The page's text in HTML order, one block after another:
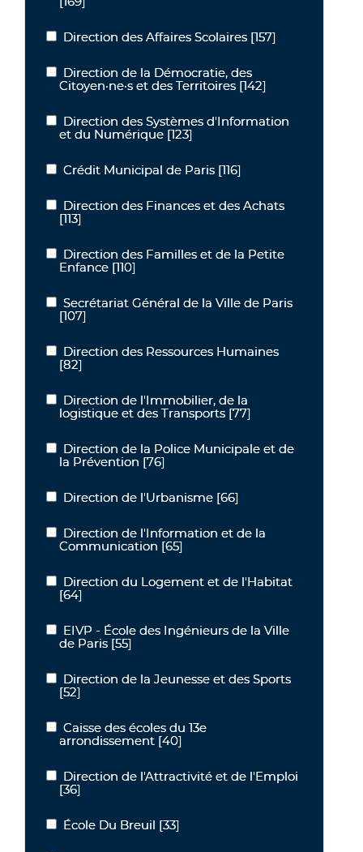
Direction des Affaires Scolaires
Direction des Affaires Scolaires [157]
Direction de la Démocratie, des Citoyen·ne·s et des Territoires
Direction de la Démocratie, des
Citoyen·ne·s et des Territoires [142]
Direction des Systèmes d'Information et du Numérique
Direction des Systèmes d'Information
et du Numérique [123]
Crédit Municipal de Paris
Crédit Municipal de Paris [116]
Direction des Finances et des Achats
Direction des Finances et des Achats
[113]
Direction des Familles et de la Petite Enfance
Direction des Familles et de la Petite
Enfance [110]
Secrétariat Général de la Ville de Paris
Secrétariat Général de la Ville de Paris
[107]
Direction des Ressources Humaines
Direction des Ressources Humaines
[82]
Direction de l'Immobilier, de la logistique et des Transports
Direction de l'Immobilier, de la
logistique et des Transports [77]
Direction de la Police Municipale et de la Prévention
Direction de la Police Municipale et de
la Prévention [76]
Direction de l'Urbanisme
Direction de l'Urbanisme [66]
Direction de l'Information et de la Communication
Direction de l'Information et de la
Communication [65]
Direction du Logement et de l'Habitat
Direction du Logement et de l'Habitat
[64]
EIVP - École des Ingénieurs de la Ville de Paris
EIVP - École des Ingénieurs de la Ville
de Paris [55]
Direction de la Jeunesse et des Sports
Direction de la Jeunesse et des Sports
[52]
Caisse des écoles du 13e arrondissement
Caisse des écoles du 13e
arrondissement [40]
Direction de l'Attractivité et de l'Emploi
Direction de l'Attractivité et de l'Emploi
[36]
École Du Breuil
École Du Breuil [33]